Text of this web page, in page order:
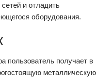
и отладить
оборудования.
пользователь получает в
металлическую